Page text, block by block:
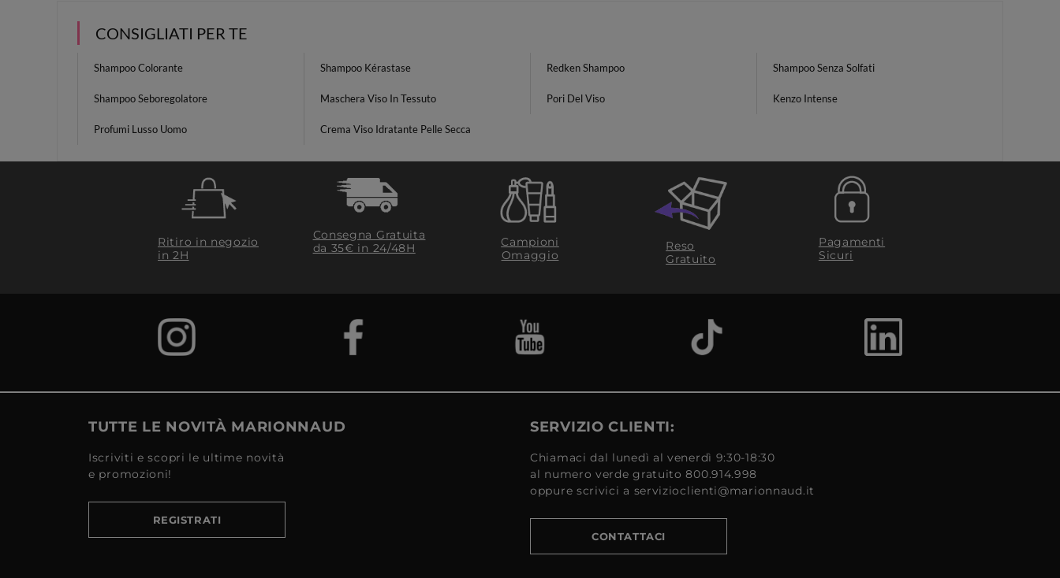
CONSIGLIATI PER TE
Shampoo Colorante Shampoo Kérastase Redken Shampoo Shampoo Senza Solfati
Shampoo Seboregolatore Maschera Viso In Tessuto Pori Del Viso Kenzo Intense
Profumi Lusso Uomo Crema Viso Idratante Pelle Secca
Ritiro in negozio
in 2H
Consegna Gratuita
da 35€​ in 24/48H
Campioni
Omaggio
Reso
Gratuito
Pagamenti
Sicuri
TUTTE LE NOVITÀ MARIONNAUD
Iscriviti e scopri le ultime novità
e promozioni!
REGISTRATI
SERVIZIO CLIENTI:
Chiamaci dal lunedì al venerdì 9:30-18:30
al numero verde gratuito 800.914.998
oppure scrivici a servizioclienti@marionnaud.it
CONTATTACI